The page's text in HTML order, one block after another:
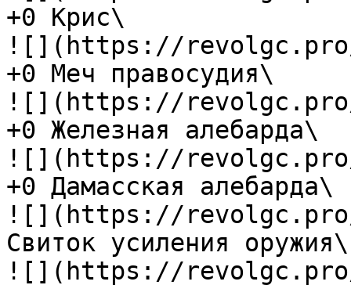
+0 Крис\
![](https://revolgc.pro/
+0 Меч правосудия\
![](https://revolgc.pro/
+0 Железная алебарда\
![](https://revolgc.pro/
+0 Дамасская алебарда\
![](https://
Свиток усиления оружия\
![](https://